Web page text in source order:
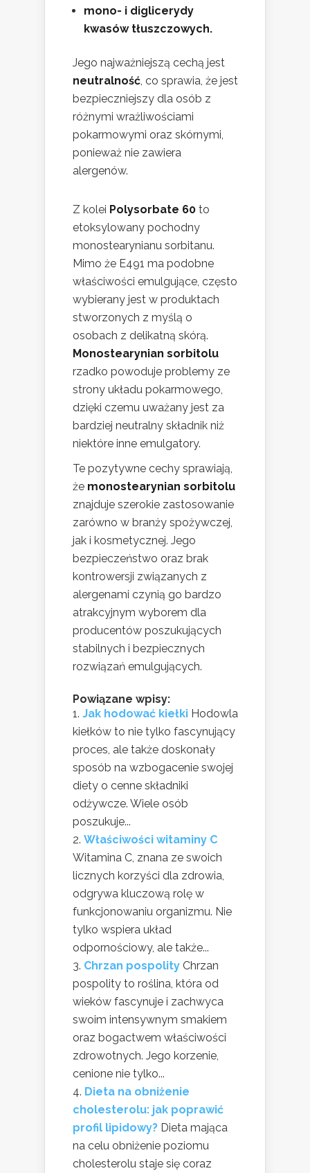
mono- i diglicerydy
kwasów tłuszczowych.
Jego najważniejszą cechą jest
neutralność , co sprawia, że jest
bezpieczniejszy dla osób z
różnymi wrażliwościami
pokarmowymi oraz skórnymi,
ponieważ nie zawiera
alergenów.
Z kolei Polysorbate 60 to
etoksylowany pochodny
monostearynianu sorbitanu.
Mimo że E491 ma podobne
właściwości emulgujące, często
wybierany jest w produktach
stworzonych z myślą o
osobach z delikatną skórą.
Monostearynian sorbitolu
rzadko powoduje problemy ze
strony układu pokarmowego,
dzięki czemu uważany jest za
bardziej neutralny składnik niż
niektóre inne emulgatory.
Te pozytywne cechy sprawiają,
że monostearynian sorbitolu
znajduje szerokie zastosowanie
zarówno w branży spożywczej,
jak i kosmetycznej. Jego
bezpieczeństwo oraz brak
kontrowersji związanych z
alergenami czynią go bardzo
atrakcyjnym wyborem dla
producentów poszukujących
stabilnych i bezpiecznych
rozwiązań emulgujących.
Powiązane wpisy:
Jak hodować kiełki Hodowla
kiełków to nie tylko fascynujący
proces, ale także doskonały
sposób na wzbogacenie swojej
diety o cenne składniki
odżywcze. Wiele osób
poszukuje...
Właściwości witaminy C
Witamina C, znana ze swoich
licznych korzyści dla zdrowia,
odgrywa kluczową rolę w
funkcjonowaniu organizmu. Nie
tylko wspiera układ
odpornościowy, ale także...
Chrzan pospolity Chrzan
pospolity to roślina, która od
wieków fascynuje i zachwyca
swoim intensywnym smakiem
oraz bogactwem właściwości
zdrowotnych. Jego korzenie,
cenione nie tylko...
Dieta na obniżenie
cholesterolu: jak poprawić
profil lipidowy? Dieta mająca
na celu obniżenie poziomu
cholesterolu staje się coraz